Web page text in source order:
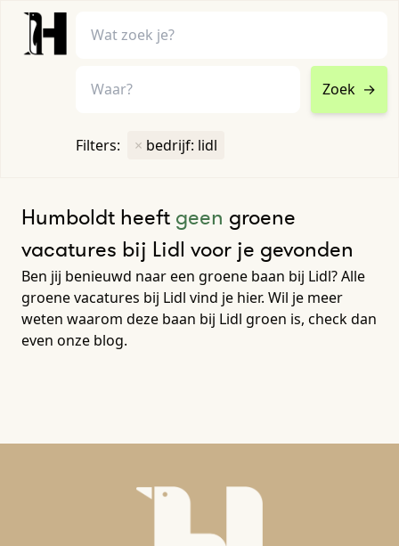
Zoek →
Filters: × bedrijf: lidl
Humboldt heeft geen groene
vacatures bij Lidl voor je gevonden
Ben jij benieuwd naar een groene baan bij Lidl? Alle
groene vacatures bij Lidl vind je hier. Wil je meer
weten waarom deze baan bij Lidl groen is, check dan
even onze blog.